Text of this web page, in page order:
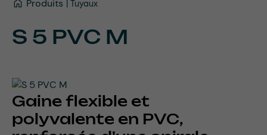
Produits Tuyaux
S 5 PVC M
Gaine flexible et
polyvalente en PVC,